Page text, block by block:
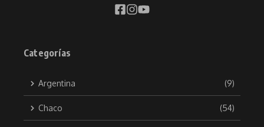
Categorías
Argentina (9)
Chaco (54)